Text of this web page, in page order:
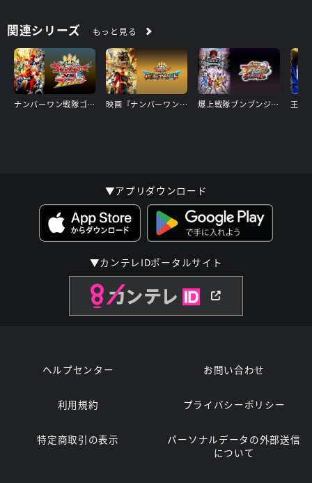
関連シリーズ もっと見る
ナンバーワン戦隊ゴジュウジャーＶＳブンブンジャー 映画『ナンバーワン戦隊ゴジュウジャー 復活のテガソード』 爆上戦隊ブンブンジャーVSキングオージャー
▼アプリダウンロード
▼カンテレIDポータルサイト
ヘルプセンター お問い合わせ
利用規約 プライバシーポリシー
特定商取引の表示
パーソナルデータの外部送信
について